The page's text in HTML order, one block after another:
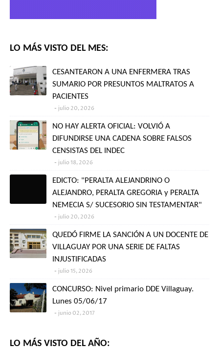
LO MÁS VISTO DEL MES:
CESANTEARON A UNA ENFERMERA TRAS
SUMARIO POR PRESUNTOS MALTRATOS A
PACIENTES
julio 20, 2026
NO HAY ALERTA OFICIAL: VOLVIÓ A
DIFUNDIRSE UNA CADENA SOBRE FALSOS
CENSISTAS DEL INDEC
julio 18, 2026
EDICTO: "PERALTA ALEJANDRINO O
ALEJANDRO, PERALTA GREGORIA y PERALTA
NEMECIA S/ SUCESORIO SIN TESTAMENTAR"
julio 20, 2026
QUEDÓ FIRME LA SANCIÓN A UN DOCENTE DE
VILLAGUAY POR UNA SERIE DE FALTAS
INJUSTIFICADAS
julio 15, 2026
CONCURSO: Nivel primario DDE Villaguay.
Lunes 05/06/17
junio 02, 2017
LO MÁS VISTO DEL AÑO: